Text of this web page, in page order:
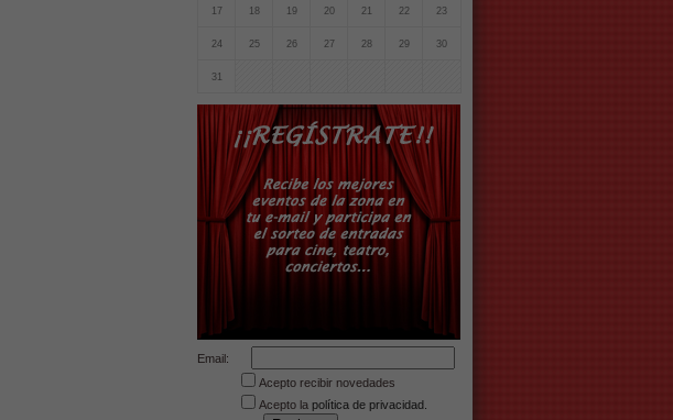
17 18 19 20 21 22 23
24 25 26 27 28 29 30
31
Email:
Acepto recibir novedades
Acepto la política de privacidad.